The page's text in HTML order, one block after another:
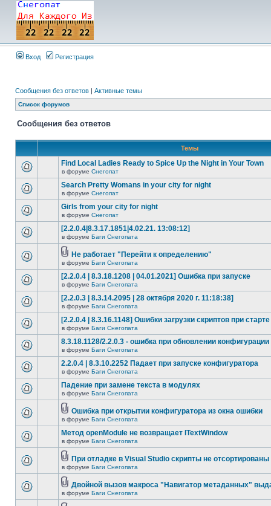
Вход Регистрация
Сообщения без ответов | Активные темы
Список форумов
Сообщения без ответов
Темы
Find Local Ladies Ready to Spice Up the Night in Your Town
в форуме Снегопат
Search Pretty Womans in your city for night
в форуме Снегопат
Girls from your city for night
в форуме Снегопат
[2.2.0.4|8.3.17.1851|4.02.21. 13:08:12]
в форуме Баги Снегопата
Не работает "Перейти к определению"
в форуме Баги Снегопата
[2.2.0.4 | 8.3.18.1208 | 04.01.2021] Ошибка при запуске
в форуме Баги Снегопата
[2.2.0.3 | 8.3.14.2095 | 28 октября 2020 г. 11:18:38]
в форуме Баги Снегопата
[2.2.0.4 | 8.3.16.1148] Ошибки загрузки скриптов при старте
в форуме Баги Снегопата
8.3.18.1128/2.2.0.3 - ошибка при обновлении конфигурации
в форуме Баги Снегопата
2.2.0.4 | 8.3.10.2252 Падает при запуске конфигуратора
в форуме Баги Снегопата
Падение при замене текста в модулях
в форуме Баги Снегопата
Ошибка при открытии конфигуратора из окна ошибки
в форуме Баги Снегопата
Метод openModule не возвращает ITextWindow
в форуме Баги Снегопата
При отладке в Visual Studio скрипты не отсортированы
в форуме Баги Снегопата
Двойной вызов макроса "Навигатор метаданных"
в форуме Баги Снегопата